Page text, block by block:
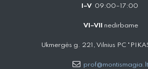
I–V 09:00–17:00
VI–VII nedirbame
Ukmergės g. 221, Vilnius PC
prof@montismagia.lt